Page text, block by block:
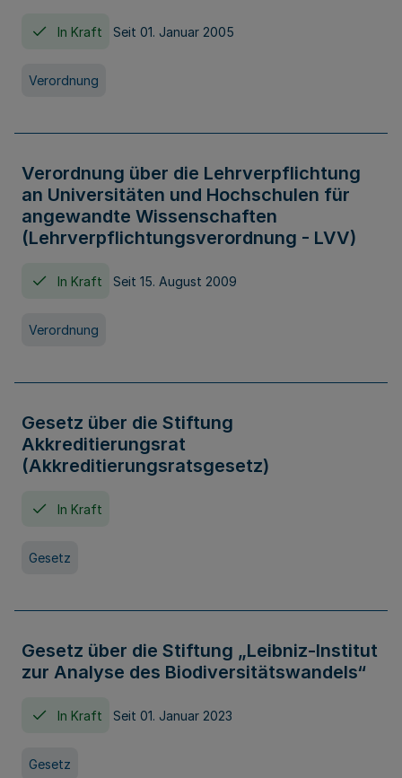
In Kraft Seit 01. Januar 2005
Verordnung
Verordnung über die Lehrverpflichtung
an Universitäten und Hochschulen für
angewandte Wissenschaften
(Lehrverpflichtungsverordnung - LVV)
In Kraft Seit 15. August 2009
Verordnung
Gesetz über die Stiftung
Akkreditierungsrat
(Akkreditierungsratsgesetz)
In Kraft
Gesetz
Gesetz über die Stiftung „Leibniz-Institut
zur Analyse des Biodiversitätswandels“
In Kraft Seit 01. Januar 2023
Gesetz